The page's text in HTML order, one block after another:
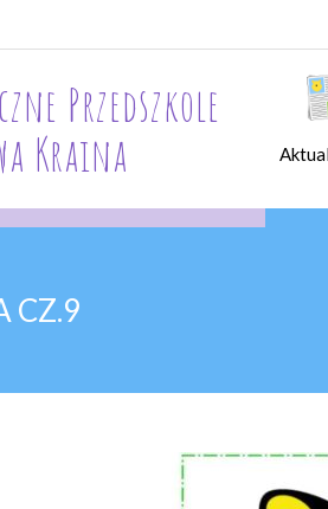
Przedszkole
Kraina
CZ.9